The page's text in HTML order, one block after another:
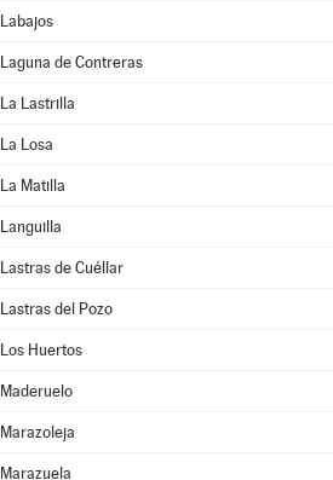
Labajos
Laguna de Contreras
La Lastrilla
La Losa
La Matilla
Languilla
Lastras de Cuéllar
Lastras del Pozo
Los Huertos
Maderuelo
Marazoleja
Marazuela